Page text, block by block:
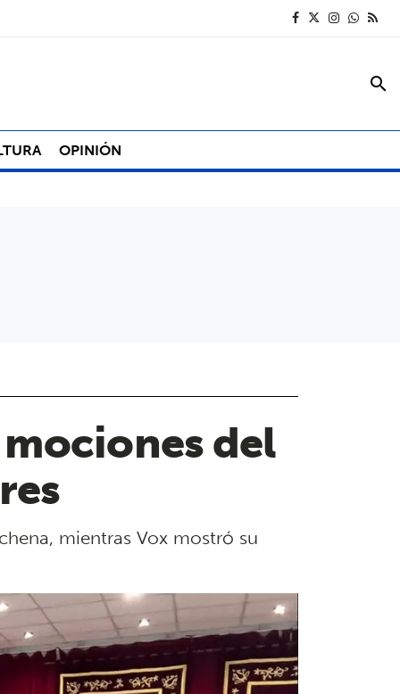
search
OPINIÓN
del
mientras Vox mostró su